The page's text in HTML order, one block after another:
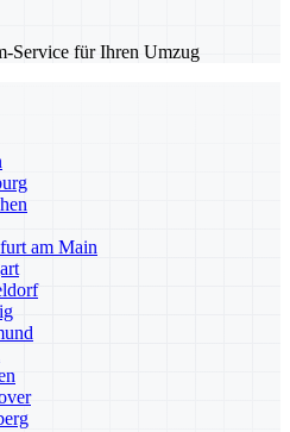
Service für Ihren Umzug
am Main